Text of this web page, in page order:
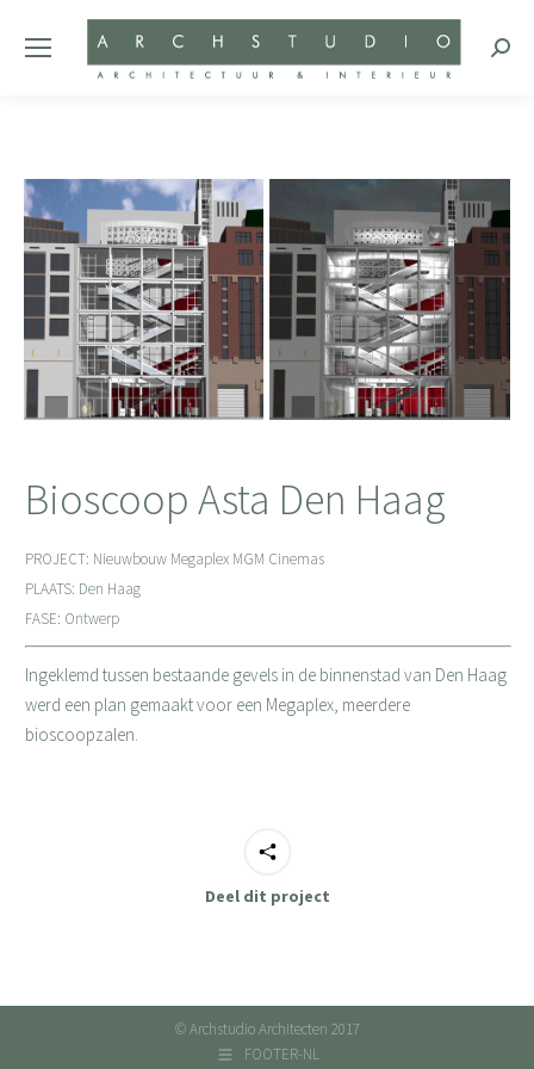
Bioscoop Asta Den Haag
PROJECT: Nieuwbouw Megaplex MGM Cinemas
PLAATS: Den Haag
FASE: Ontwerp
Ingeklemd tussen bestaande gevels in de binnenstad van Den Haag
werd een plan gemaakt voor een Megaplex, meerdere
bioscoopzalen.
Deel dit project
© Archstudio Architecten 2017
FOOTER-NL